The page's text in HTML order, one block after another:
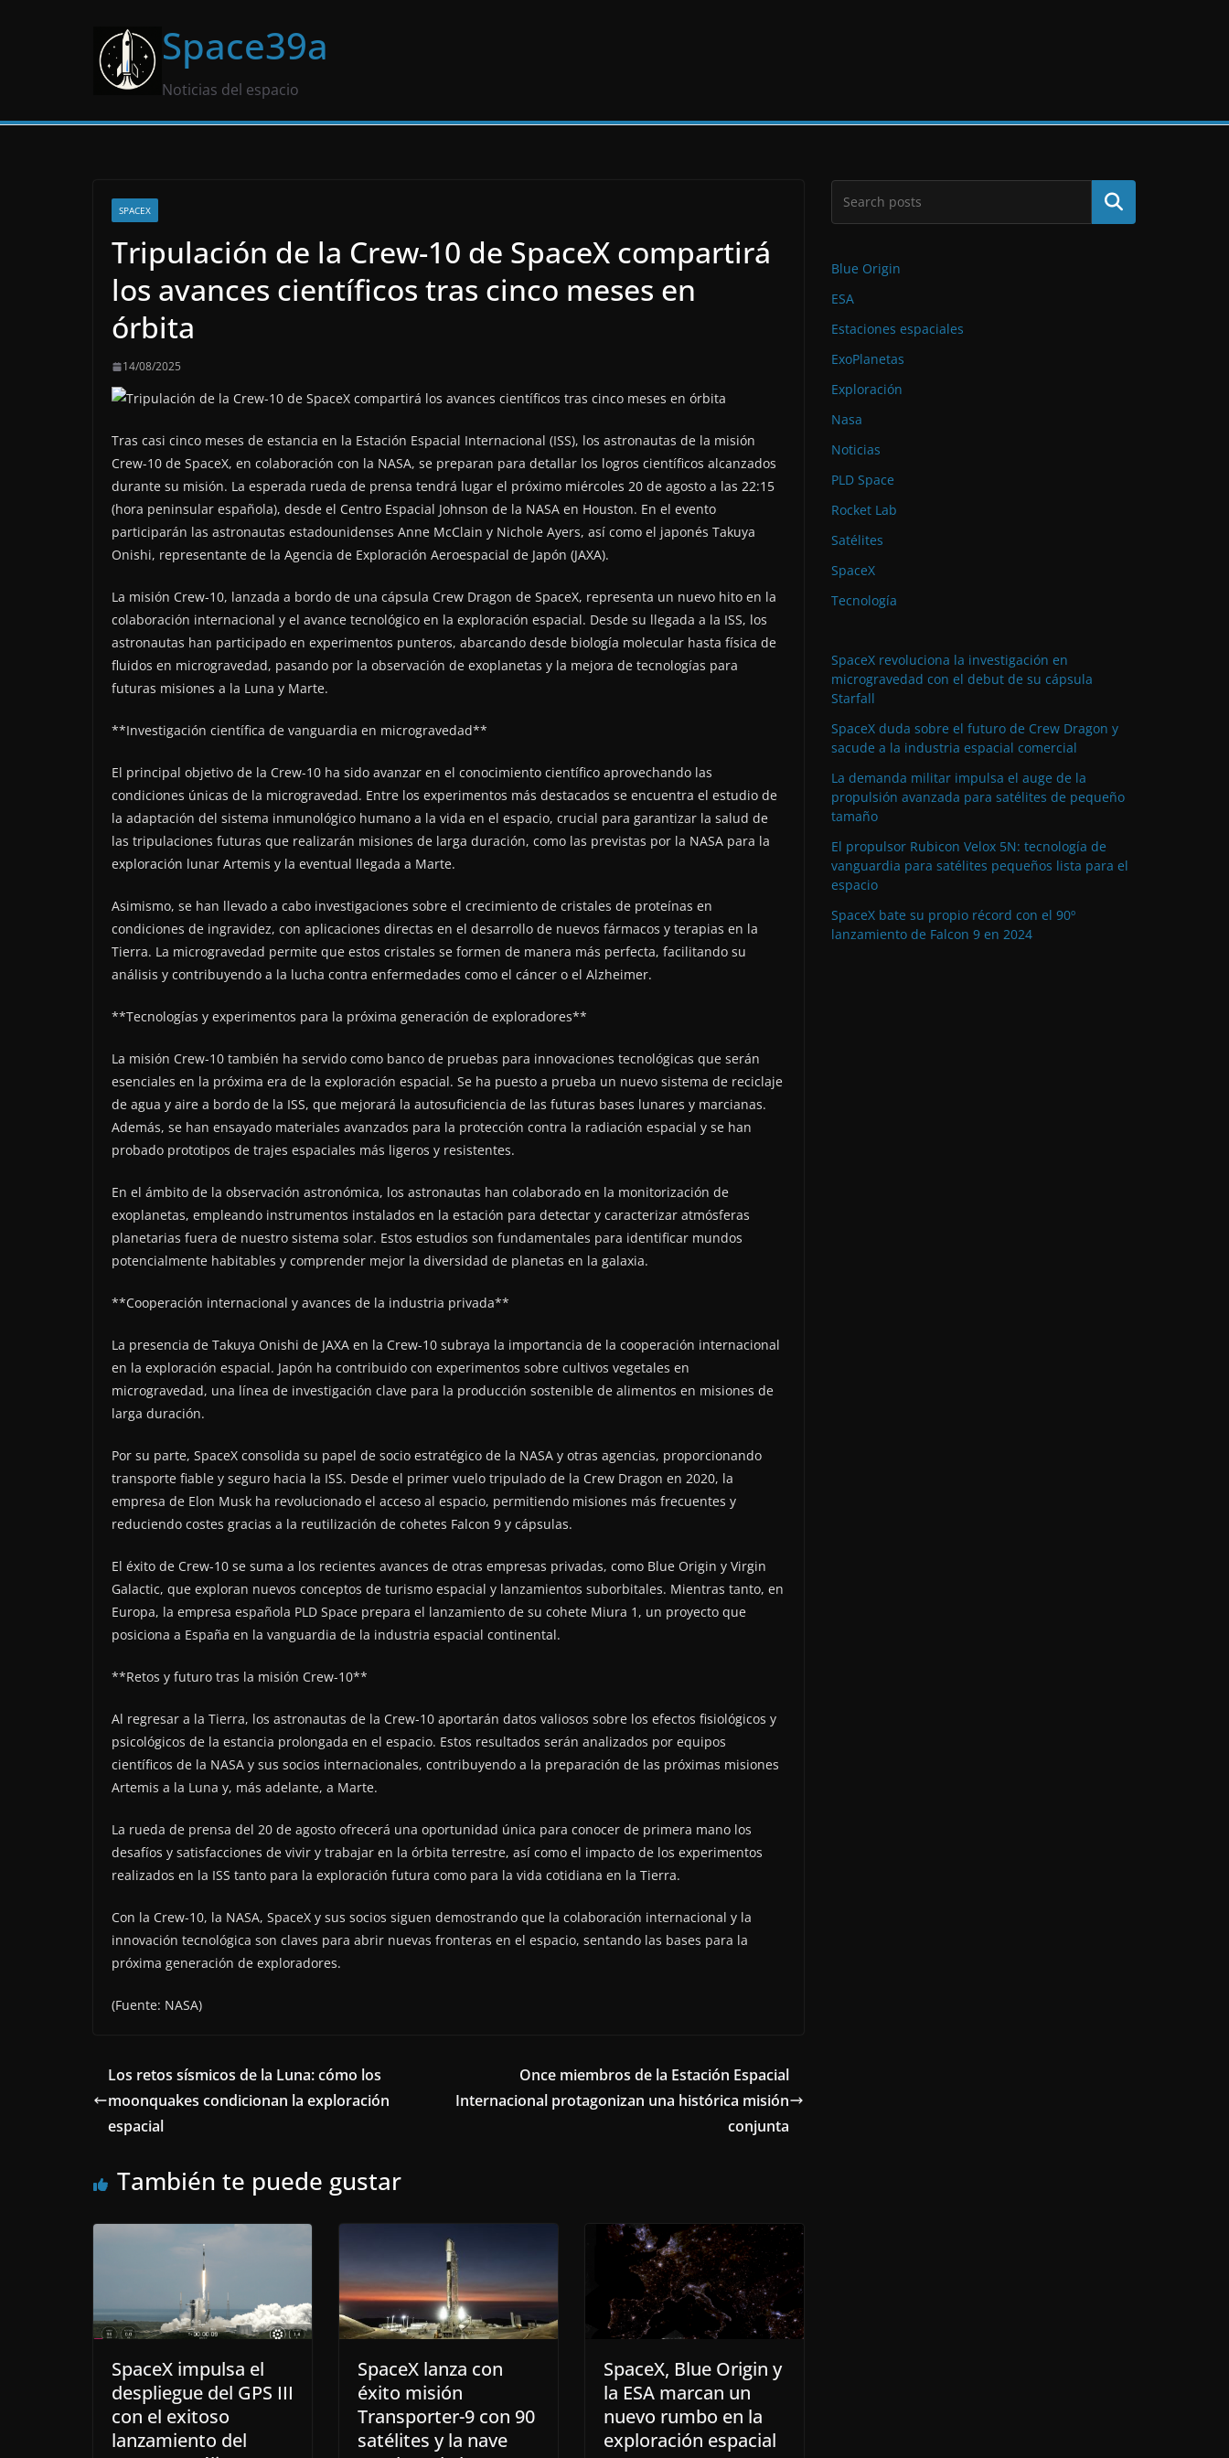
Space39a
Noticias del espacio
SPACEX
Tripulación de la Crew-10 de SpaceX compartirá
los avances científicos tras cinco meses en
órbita
14/08/2025
Tras casi cinco meses de estancia en la Estación Espacial Internacional (ISS), los astronautas de la misión
Crew-10 de SpaceX, en colaboración con la NASA, se preparan para detallar los logros científicos alcanzados
durante su misión. La esperada rueda de prensa tendrá lugar el próximo miércoles 20 de agosto a las 22:15
(hora peninsular española), desde el Centro Espacial Johnson de la NASA en Houston. En el evento
participarán las astronautas estadounidenses Anne McClain y Nichole Ayers, así como el japonés Takuya
Onishi, representante de la Agencia de Exploración Aeroespacial de Japón (JAXA).
La misión Crew-10, lanzada a bordo de una cápsula Crew Dragon de SpaceX, representa un nuevo hito en la
colaboración internacional y el avance tecnológico en la exploración espacial. Desde su llegada a la ISS, los
astronautas han participado en experimentos punteros, abarcando desde biología molecular hasta física de
fluidos en microgravedad, pasando por la observación de exoplanetas y la mejora de tecnologías para
futuras misiones a la Luna y Marte.
**Investigación científica de vanguardia en microgravedad**
El principal objetivo de la Crew-10 ha sido avanzar en el conocimiento científico aprovechando las
condiciones únicas de la microgravedad. Entre los experimentos más destacados se encuentra el estudio de
la adaptación del sistema inmunológico humano a la vida en el espacio, crucial para garantizar la salud de
las tripulaciones futuras que realizarán misiones de larga duración, como las previstas por la NASA para la
exploración lunar Artemis y la eventual llegada a Marte.
Asimismo, se han llevado a cabo investigaciones sobre el crecimiento de cristales de proteínas en
condiciones de ingravidez, con aplicaciones directas en el desarrollo de nuevos fármacos y terapias en la
Tierra. La microgravedad permite que estos cristales se formen de manera más perfecta, facilitando su
análisis y contribuyendo a la lucha contra enfermedades como el cáncer o el Alzheimer.
**Tecnologías y experimentos para la próxima generación de exploradores**
La misión Crew-10 también ha servido como banco de pruebas para innovaciones tecnológicas que serán
esenciales en la próxima era de la exploración espacial. Se ha puesto a prueba un nuevo sistema de reciclaje
de agua y aire a bordo de la ISS, que mejorará la autosuficiencia de las futuras bases lunares y marcianas.
Además, se han ensayado materiales avanzados para la protección contra la radiación espacial y se han
probado prototipos de trajes espaciales más ligeros y resistentes.
En el ámbito de la observación astronómica, los astronautas han colaborado en la monitorización de
exoplanetas, empleando instrumentos instalados en la estación para detectar y caracterizar atmósferas
planetarias fuera de nuestro sistema solar. Estos estudios son fundamentales para identificar mundos
potencialmente habitables y comprender mejor la diversidad de planetas en la galaxia.
**Cooperación internacional y avances de la industria privada**
La presencia de Takuya Onishi de JAXA en la Crew-10 subraya la importancia de la cooperación internacional
en la exploración espacial. Japón ha contribuido con experimentos sobre cultivos vegetales en
microgravedad, una línea de investigación clave para la producción sostenible de alimentos en misiones de
larga duración.
Por su parte, SpaceX consolida su papel de socio estratégico de la NASA y otras agencias, proporcionando
transporte fiable y seguro hacia la ISS. Desde el primer vuelo tripulado de la Crew Dragon en 2020, la
empresa de Elon Musk ha revolucionado el acceso al espacio, permitiendo misiones más frecuentes y
reduciendo costes gracias a la reutilización de cohetes Falcon 9 y cápsulas.
El éxito de Crew-10 se suma a los recientes avances de otras empresas privadas, como Blue Origin y Virgin
Galactic, que exploran nuevos conceptos de turismo espacial y lanzamientos suborbitales. Mientras tanto, en
Europa, la empresa española PLD Space prepara el lanzamiento de su cohete Miura 1, un proyecto que
posiciona a España en la vanguardia de la industria espacial continental.
**Retos y futuro tras la misión Crew-10**
Al regresar a la Tierra, los astronautas de la Crew-10 aportarán datos valiosos sobre los efectos fisiológicos y
psicológicos de la estancia prolongada en el espacio. Estos resultados serán analizados por equipos
científicos de la NASA y sus socios internacionales, contribuyendo a la preparación de las próximas misiones
Artemis a la Luna y, más adelante, a Marte.
La rueda de prensa del 20 de agosto ofrecerá una oportunidad única para conocer de primera mano los
desafíos y satisfacciones de vivir y trabajar en la órbita terrestre, así como el impacto de los experimentos
realizados en la ISS tanto para la exploración futura como para la vida cotidiana en la Tierra.
Con la Crew-10, la NASA, SpaceX y sus socios siguen demostrando que la colaboración internacional y la
innovación tecnológica son claves para abrir nuevas fronteras en el espacio, sentando las bases para la
próxima generación de exploradores.
(Fuente: NASA)
Los retos sísmicos de la Luna: cómo los
moonquakes condicionan la exploración
espacial
Once miembros de la Estación Espacial
Internacional protagonizan una histórica misión
conjunta
También te puede gustar
SpaceX impulsa el
despliegue del GPS III
con el exitoso
lanzamiento del
SpaceX lanza con
éxito misión
Transporter-9 con 90
satélites y la nave
SpaceX, Blue Origin y
la ESA marcan un
nuevo rumbo en la
exploración espacial
Buscar
Blue Origin
ESA
Estaciones espaciales
ExoPlanetas
Exploración
Nasa
Noticias
PLD Space
Rocket Lab
Satélites
SpaceX
Tecnología
SpaceX revoluciona la investigación en
microgravedad con el debut de su cápsula
Starfall
SpaceX duda sobre el futuro de Crew Dragon y
sacude a la industria espacial comercial
La demanda militar impulsa el auge de la
propulsión avanzada para satélites de pequeño
tamaño
El propulsor Rubicon Velox 5N: tecnología de
vanguardia para satélites pequeños lista para el
espacio
SpaceX bate su propio récord con el 90º
lanzamiento de Falcon 9 en 2024